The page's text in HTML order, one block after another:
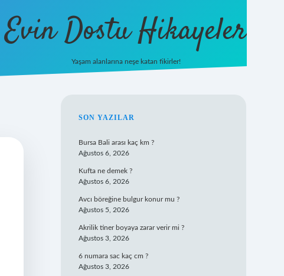
Evin Dostu Hikayeler
Yaşam alanlarına neşe katan fikirler!
SIDEBAR
SON YAZILAR
Bursa Bali arası kaç km ?
Ağustos 6, 2026
Kufta ne demek ?
Ağustos 6, 2026
Avcı böreğine bulgur konur mu ?
Ağustos 5, 2026
Akrilik tiner boyaya zarar verir mi ?
Ağustos 3, 2026
6 numara sac kaç cm ?
Ağustos 3, 2026